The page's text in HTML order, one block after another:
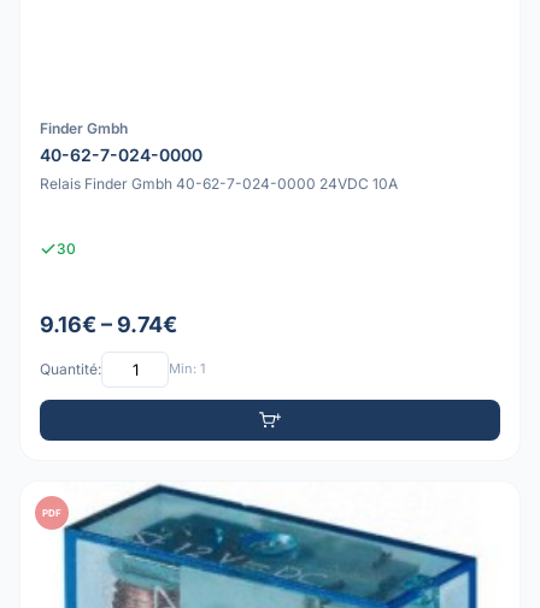
Finder Gmbh
40-62-7-024-0000
Relais Finder Gmbh 40-62-7-024-0000 24VDC 10A
30
9.16€ – 9.74€
Quantité: Min: 1
PDF